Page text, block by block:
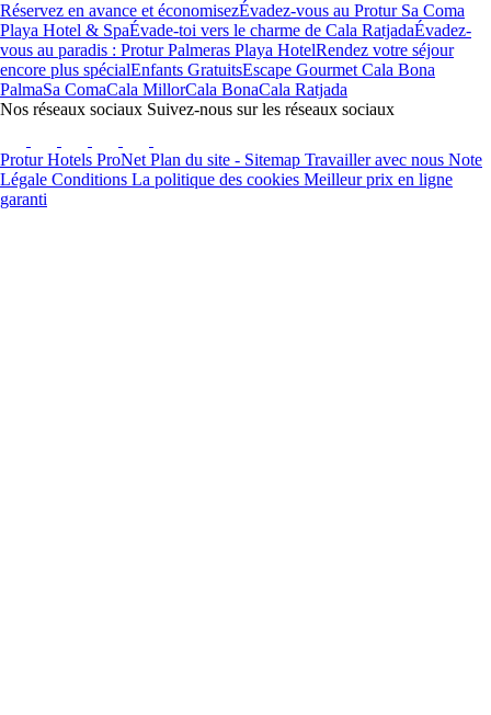
Réservez en avance et économisezÉvadez-vous au Protur Sa Coma
Playa Hotel & SpaÉvade-toi vers le charme de Cala RatjadaÉvadez-
vous au paradis : Protur Palmeras Playa HotelRendez votre séjour
encore plus spécialEnfants GratuitsEscape Gourmet Cala Bona
PalmaSa ComaCala MillorCala BonaCala Ratjada
Nos réseaux sociaux Suivez-nous sur les réseaux sociaux
Protur Hotels ProNet Plan du site - Sitemap Travailler avec nous Note
Légale Conditions La politique des cookies Meilleur prix en ligne
garanti